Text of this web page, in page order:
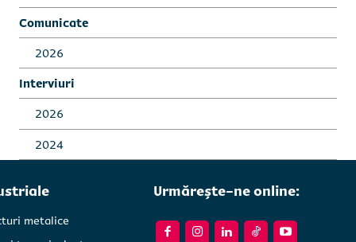
Comunicate
2026
Interviuri
2026
2024
metalice
Urmărește-ne online: